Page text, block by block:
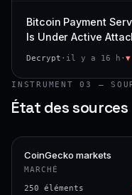
Bitcoin Payment
Is Under Active
Decrypt · il y a 16 h ·
INSTRUMENT 03 —
État des sources
CoinGecko markets
MARCHÉ
250 éléments